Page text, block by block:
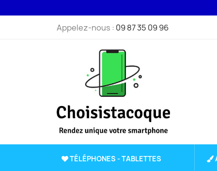
Appelez-nous : 09 87 35 09 96
TÉLÉPHONES - TABLETTES